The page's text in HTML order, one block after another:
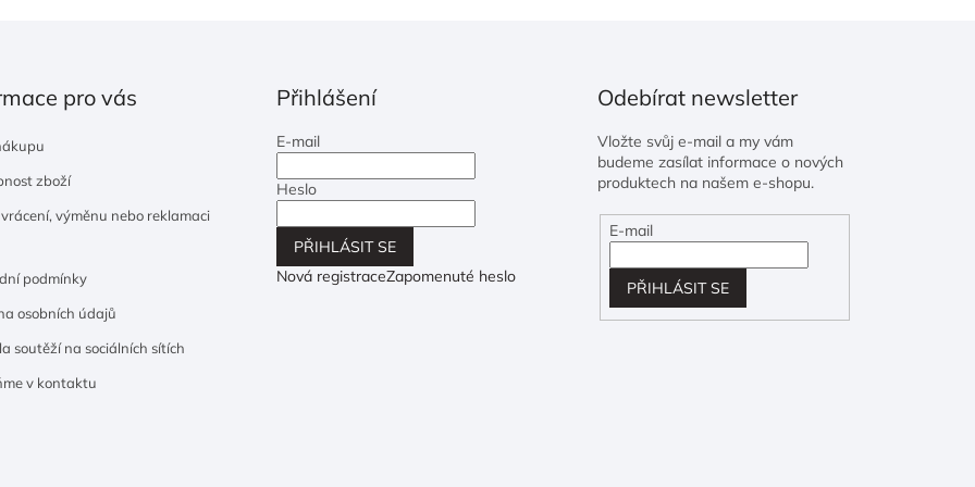
pro vás
zboží
vrácení, výměnu nebo reklamaci
podmínky
osobních údajů
soutěží na sociálních sítích
v kontaktu
Přihlášení
E-mail
Heslo
PŘIHLÁSIT SE
Nová registraceZapomenuté heslo
Odebírat newsletter
Vložte svůj e-mail a my vám
budeme zasílat informace o nových
produktech na našem e-shopu.
E-mail
PŘIHLÁSIT SE